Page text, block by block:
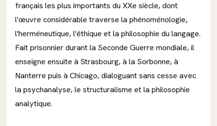
français les plus importants du XXe siècle, dont
l'œuvre considérable traverse la phénoménologie,
l'herméneutique, l'éthique et la philosophie du langage.
Fait prisonnier durant la Seconde Guerre mondiale, il
enseigne ensuite à Strasbourg, à la Sorbonne, à
Nanterre puis à Chicago, dialoguant sans cesse avec
la psychanalyse, le structuralisme et la philosophie
analytique.